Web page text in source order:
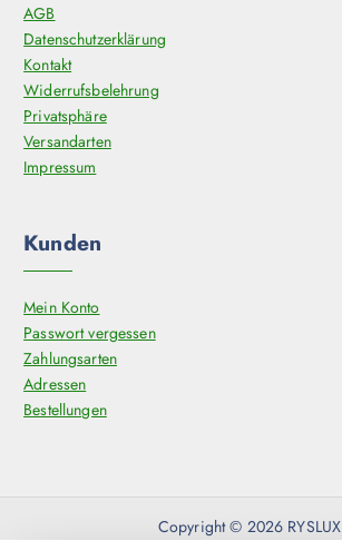
AGB
Datenschutzerklärung
Kontakt
Widerrufsbelehrung
Privatsphäre
Versandarten
Impressum
Kunden
Mein Konto
Passwort vergessen
Zahlungsarten
Adressen
Bestellungen
Copyright © 2026 RYSLUX